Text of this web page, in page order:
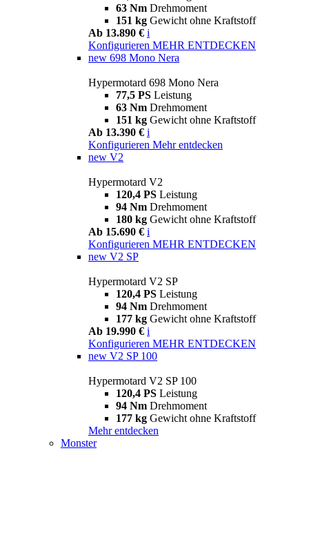
63 Nm Drehmoment
151 kg Gewicht ohne Kraftstoff
Ab 13.890 € i
Konfigurieren MEHR ENTDECKEN
new 698 Mono Nera
Hypermotard 698 Mono Nera
77,5 PS Leistung
63 Nm Drehmoment
151 kg Gewicht ohne Kraftstoff
Ab 13.390 € i
Konfigurieren Mehr entdecken
new V2
Hypermotard V2
120,4 PS Leistung
94 Nm Drehmoment
180 kg Gewicht ohne Kraftstoff
Ab 15.690 € i
Konfigurieren MEHR ENTDECKEN
new V2 SP
Hypermotard V2 SP
120,4 PS Leistung
94 Nm Drehmoment
177 kg Gewicht ohne Kraftstoff
Ab 19.990 € i
Konfigurieren MEHR ENTDECKEN
new V2 SP 100
Hypermotard V2 SP 100
120,4 PS Leistung
94 Nm Drehmoment
177 kg Gewicht ohne Kraftstoff
Mehr entdecken
Monster